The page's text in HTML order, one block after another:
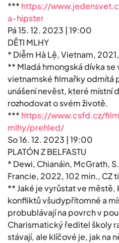
*** https://
a-hipster
Pá 15. 12. 2023 | 19:00
DĚTI MLHY
* Diễm Hà Lệ, Vietnam,
** Mladá hmongská dívka
vietnamské filmařky odmítá
unášení nevěst, které místní
rozhodovat o svém životě.
*** https://www.csfd.cz/
mlhy/prehled/
So 16. 12. 2023 | 19:00
PLATÓN Z BELFASTU
* Dewi, Chianáin, McGrath,
Francie, 2022, 102 min., CZ
** Jaké je vyrůstat ve
konfliktů všudypřítomné a
probublávají na povrch v
Charismatický ředitel školy
stávají, ale klíčové je, jak na